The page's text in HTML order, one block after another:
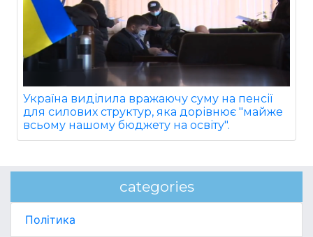
Україна виділила вражаючу суму на пенсії
для силових структур, яка дорівнює "майже
всьому нашому бюджету на освіту".
categories
Політика